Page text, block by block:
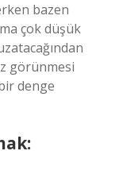
bazen
çok düşük
görünmesi
denge